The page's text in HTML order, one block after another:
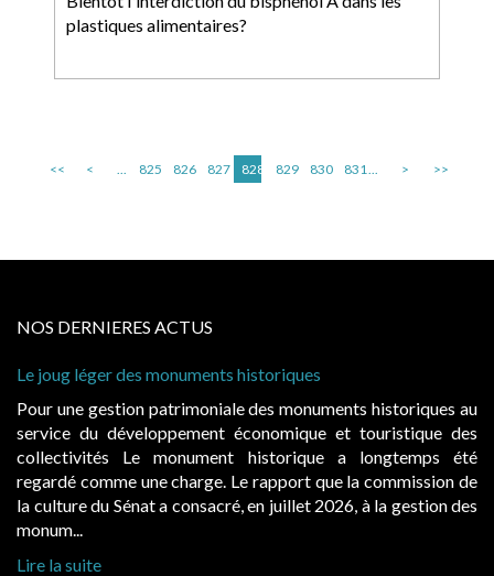
plastiques alimentaires?
<< < ... 825 826 827 828 829 830 831... > >>
NOS DERNIERES ACTUS
léger des monuments historiques
gestion patrimoniale des monuments historiques au
du développement économique et touristique des
Le monument historique a longtemps été
comme une charge. Le rapport que la commission de
du Sénat a consacré, en juillet 2026, à la gestion des
suite
public,